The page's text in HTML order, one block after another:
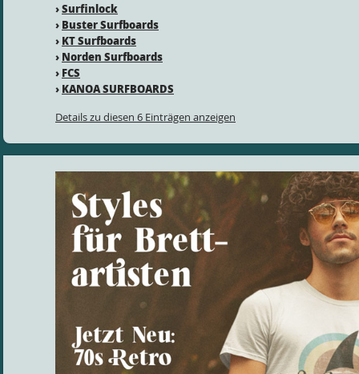
›Surfinlock
› Buster Surfboards
› KT Surfboards
› Norden Surfboards
› FCS
› KANOA SURFBOARDS
Details zu diesen 6 Einträgen anzeigen